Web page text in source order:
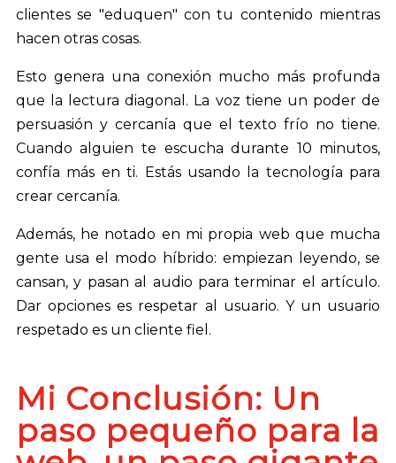
clientes se "eduquen" con tu contenido mientras
hacen otras cosas.
Esto genera una conexión mucho más profunda
que la lectura diagonal. La voz tiene un poder de
persuasión y cercanía que el texto frío no tiene.
Cuando alguien te escucha durante 10 minutos,
confía más en ti. Estás usando la tecnología para
crear cercanía.
Además, he notado en mi propia web que mucha
gente usa el modo híbrido: empiezan leyendo, se
cansan, y pasan al audio para terminar el artículo.
Dar opciones es respetar al usuario. Y un usuario
respetado es un cliente fiel.
Mi Conclusión: Un
paso pequeño para la